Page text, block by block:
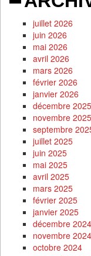
juillet 2026
juin 2026
mai 2026
avril 2026
mars 2026
février 2026
janvier 2026
décembre 2025
novembre 2025
septembre
juillet 2025
juin 2025
mai 2025
avril 2025
mars 2025
février 2025
janvier 2025
décembre 2024
novembre 2024
octobre 2024